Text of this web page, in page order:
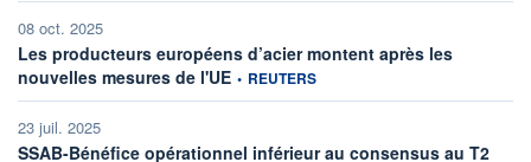
08 oct. 2025
Les producteurs européens d’acier montent après les
nouvelles mesures de l'UEinformation fournie par
• REUTERS
23 juil. 2025
SSAB-Bénéfice opérationnel inférieur au consensus au T2